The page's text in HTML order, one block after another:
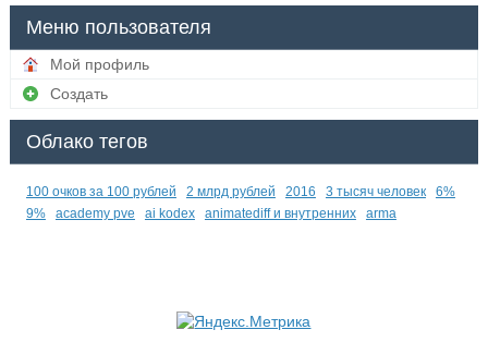
Меню пользователя
Мой профиль
Создать
Облако тегов
100 очков за 100 рублей 2 млрд рублей 2016 3 тысяч человек
6%
9%
academy pve ai kodex animatediff и внутренних arma